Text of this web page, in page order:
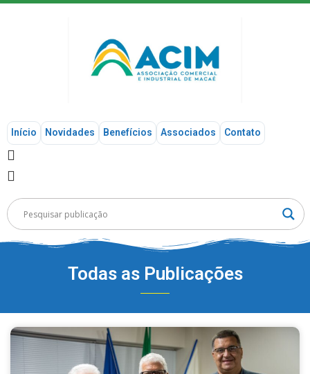
Início Novidades Benefícios Associados Contato
Todas as Publicações